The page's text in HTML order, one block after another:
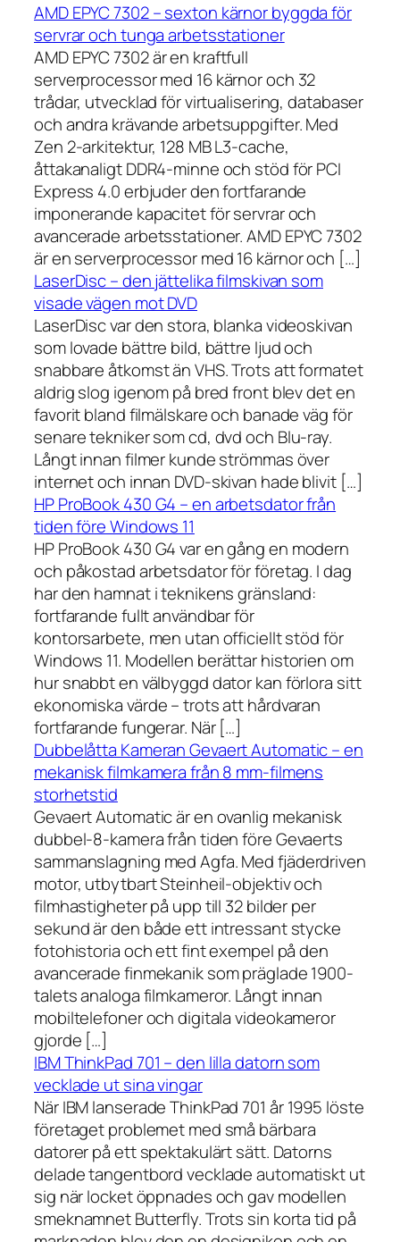
AMD EPYC 7302 – sexton kärnor byggda för
servrar och tunga arbetsstationer
AMD EPYC 7302 är en kraftfull
serverprocessor med 16 kärnor och 32
trådar, utvecklad för virtualisering, databaser
och andra krävande arbetsuppgifter. Med
Zen 2-arkitektur, 128 MB L3-cache,
åttakanaligt DDR4-minne och stöd för PCI
Express 4.0 erbjuder den fortfarande
imponerande kapacitet för servrar och
avancerade arbetsstationer. AMD EPYC 7302
är en serverprocessor med 16 kärnor och […]
LaserDisc – den jättelika filmskivan som
visade vägen mot DVD
LaserDisc var den stora, blanka videoskivan
som lovade bättre bild, bättre ljud och
snabbare åtkomst än VHS. Trots att formatet
aldrig slog igenom på bred front blev det en
favorit bland filmälskare och banade väg för
senare tekniker som cd, dvd och Blu-ray.
Långt innan filmer kunde strömmas över
internet och innan DVD-skivan hade blivit […]
HP ProBook 430 G4 – en arbetsdator från
tiden före Windows 11
HP ProBook 430 G4 var en gång en modern
och påkostad arbetsdator för företag. I dag
har den hamnat i teknikens gränsland:
fortfarande fullt användbar för
kontorsarbete, men utan officiellt stöd för
Windows 11. Modellen berättar historien om
hur snabbt en välbyggd dator kan förlora sitt
ekonomiska värde – trots att hårdvaran
fortfarande fungerar. När […]
Dubbelåtta Kameran Gevaert Automatic – en
mekanisk filmkamera från 8 mm-filmens
storhetstid
Gevaert Automatic är en ovanlig mekanisk
dubbel-8-kamera från tiden före Gevaerts
sammanslagning med Agfa. Med fjäderdriven
motor, utbytbart Steinheil-objektiv och
filmhastigheter på upp till 32 bilder per
sekund är den både ett intressant stycke
fotohistoria och ett fint exempel på den
avancerade finmekanik som präglade 1900-
talets analoga filmkameror. Långt innan
mobiltelefoner och digitala videokameror
gjorde […]
IBM ThinkPad 701 – den lilla datorn som
vecklade ut sina vingar
När IBM lanserade ThinkPad 701 år 1995 löste
företaget problemet med små bärbara
datorer på ett spektakulärt sätt. Datorns
delade tangentbord vecklade automatiskt ut
sig när locket öppnades och gav modellen
smeknamnet Butterfly. Trots sin korta tid på